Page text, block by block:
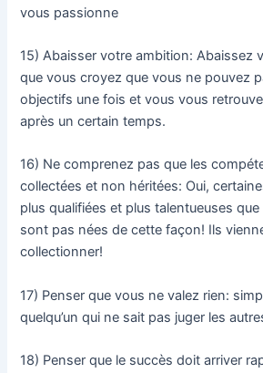
vous passionne
15) Abaisser votre ambition: Abaissez
que vous croyez que vous ne pouvez
objectifs une fois et vous vous
après un certain temps.
16) Ne comprenez pas que les
collectées et non héritées: Oui,
plus qualifiées et plus talentueuses
sont pas nées de cette façon! Ils
collectionner!
17) Penser que vous ne valez rien:
quelqu’un qui ne sait pas juger les
18) Penser que le succès doit arriver